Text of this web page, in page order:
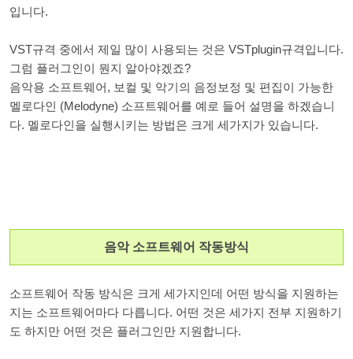
입니다.
VST규격 중에서 제일 많이 사용되는 것은 VSTplugin규격입니다.
그럼 플러그인이 뭔지 알아야겠죠?
음악용 소프트웨어, 보컬 및 악기의 음정보정 및 편집이 가능한
멜로다인 (Melodyne) 소프트웨어를 예로 들어 설명을 하겠습니
다. 멜로다인을 실행시키는 방법은 크게 세가지가 있습니다.
음악 소프트웨어 작동방식
소프트웨어 작동 방식은 크게 세가지인데 어떤 방식을 지원하는
지는 소프트웨어마다 다릅니다. 어떤 것은 세가지 전부 지원하기
도 하지만 어떤 것은 플러그인만 지원합니다.